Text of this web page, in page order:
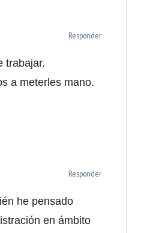
Responder
trabajar.
a meterles mano.
Responder
he pensado
en ámbito